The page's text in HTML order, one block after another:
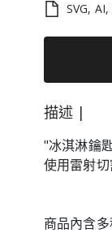
SVG,
描述 |
"冰淇淋鑰
使用雷射
商品內含多